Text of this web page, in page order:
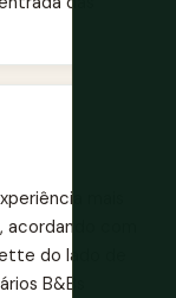
mais
com
do lado de
B&Bs